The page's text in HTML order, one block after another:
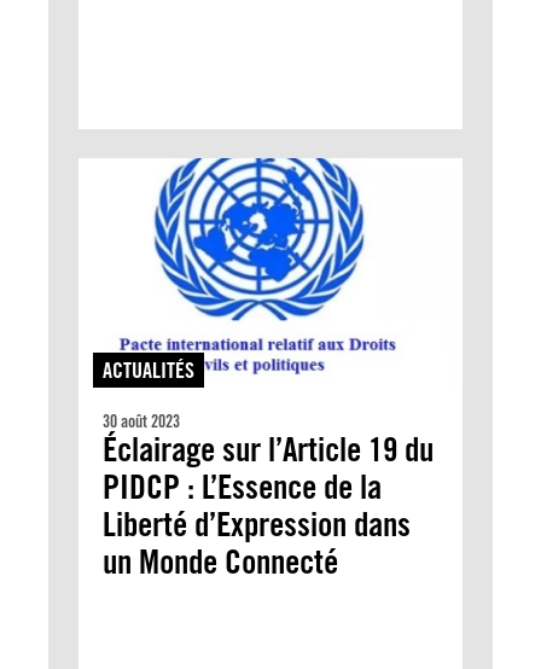
ACTUALITÉS
30 août 2023
Éclairage sur l’Article 19 du
PIDCP : L’Essence de la
Liberté d’Expression dans
un Monde Connecté